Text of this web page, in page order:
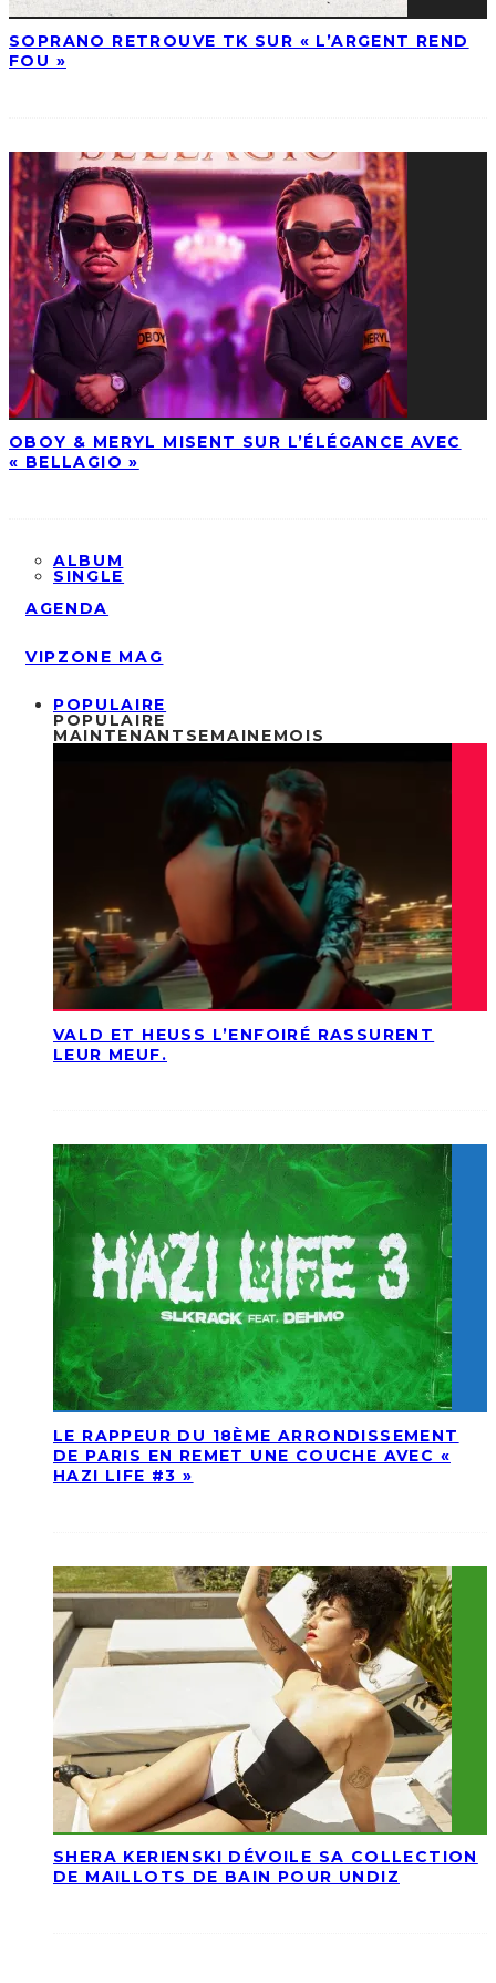
SOPRANO RETROUVE TK SUR « L’ARGENT REND
FOU »
OBOY & MERYL MISENT SUR L’ÉLÉGANCE AVEC
« BELLAGIO »
ALBUM
SINGLE
AGENDA
VIPZONE MAG
POPULAIRE
POPULAIRE
MAINTENANT SEMAINEMOIS
VALD ET HEUSS L’ENFOIRÉ RASSURENT
LEUR MEUF.
LE RAPPEUR DU 18ÈME ARRONDISSEMENT
DE PARIS EN REMET UNE COUCHE AVEC «
HAZI LIFE #3 »
SHERA KERIENSKI DÉVOILE SA COLLECTION
DE MAILLOTS DE BAIN POUR UNDIZ